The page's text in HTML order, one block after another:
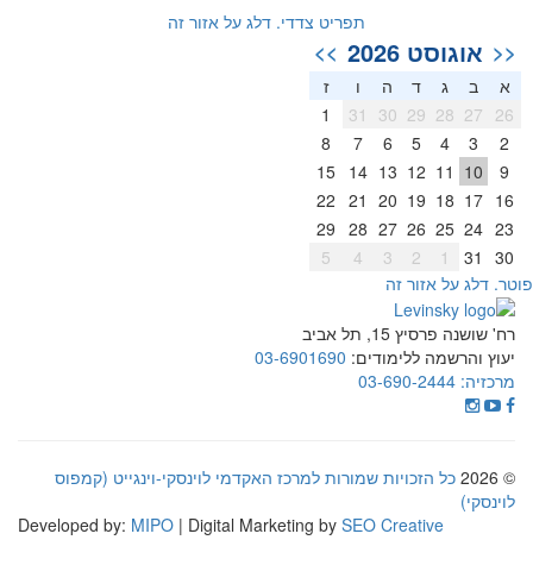
תפריט צדדי. דלג על אזור זה
<< אוגוסט 2026 >>
א ב ג ד ה
ז
26
27
28
29
30
31
2
3
4
5
6
7
8
9
10
11
12
13
14
15
16
17
18
19
20
21
22
23
24
25
26
27
28
29
30
31
2
3
4
5
דלג על אזור זה
רח' שושנה פרסיץ 15, תל אביב
יעוץ והרשמה ללימודים: 03-6901690
מרכזיה: 03-690-2444
© 2026
כל הזכויות שמורות למרכז האקדמי לוינסקי-וינגייט (קמפוס
לוינסקי)
Developed by:MIPO | Digital Marketing bySEO Creative